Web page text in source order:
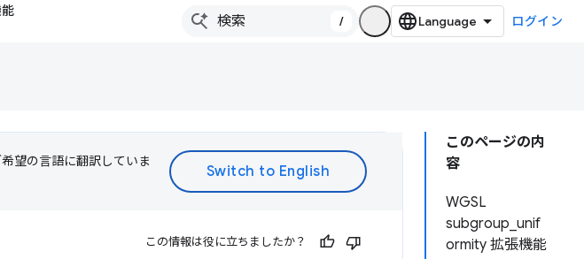
/ ログイン
このページの内
容
WGSL
subgroup_unif
ormity 拡張機能
望の言語に翻訳していま
この情報は役に立ちましたか？